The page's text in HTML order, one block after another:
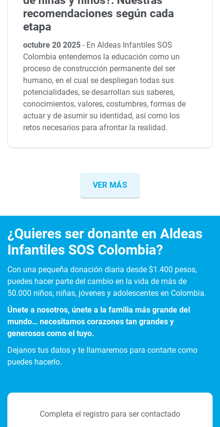
recomendaciones según cada
etapa
octubre 20 2025- En Aldeas Infantiles SOS
Colombia entendemos la educación como un
proceso de construcción permanente del ser
humano, en el cual se despliegan todas sus
potencialidades, se desarrollan sus saberes,
conocimientos, valores, costumbres, formas de
actuar y de asumir su identidad, así como los
retos necesarios para afrontar la realidad.
VER MÁS
¿Quieres ser donante en Aldeas
Infantiles SOS Colombia?
Con una pequeña donación diaria desde $1.400 pesos,
puedes hacer parte del cambio en la vida de más de
50.000 niños, niñas, jóvenes y adolescentes en Colombia.
Únete a nosotros, únete a la familia más grande del
mundo… necesitamos corazones tan grandes y
generosos como el tuyo.
Dejanos tus datos y te llamaremos para contarte como
puedes hacerlo.
Completa el registro para ser contactado